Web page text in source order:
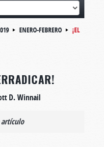
ENERO-FEBRERO
¡EL
D. Winnail
artículo